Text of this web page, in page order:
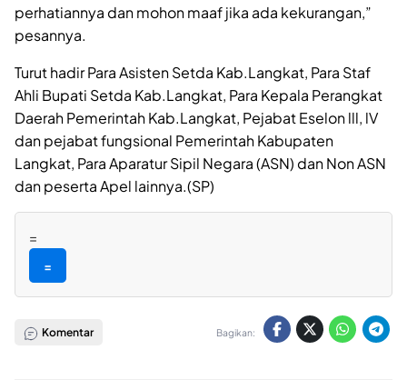
perhatiannya dan mohon maaf jika ada kekurangan,”
pesannya.
Turut hadir Para Asisten Setda Kab.Langkat, Para Staf
Ahli Bupati Setda Kab.Langkat, Para Kepala Perangkat
Daerah Pemerintah Kab.Langkat, Pejabat Eselon lll, lV
dan pejabat fungsional Pemerintah Kabupaten
Langkat, Para Aparatur Sipil Negara (ASN) dan Non ASN
dan peserta Apel lainnya.(SP)
=
=
Komentar Bagikan: